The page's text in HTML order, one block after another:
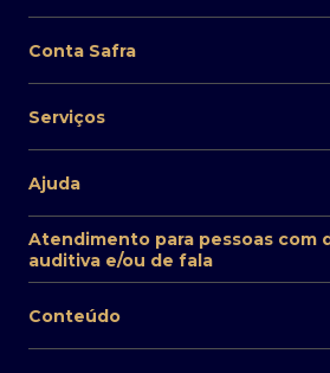
Conta Safra
Serviços
Ajuda
Atendimento para pessoas com
auditiva e/ou de fala
Conteúdo